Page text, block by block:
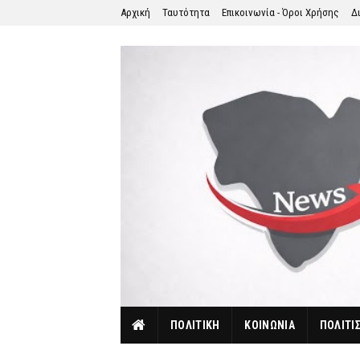
Αρχική Ταυτότητα Επικοινωνία - Όροι Χρήσης
ΠΟΛΙΤΙΚΗ ΚΟΙΝΩΝΙΑ